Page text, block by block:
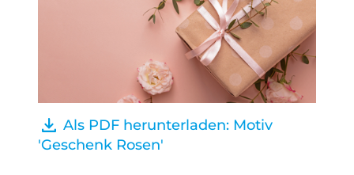
Als PDF herunterladen: Motiv
'Geschenk Rosen'